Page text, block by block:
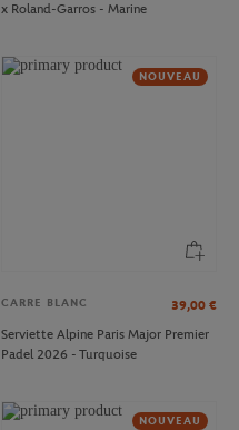
x Roland-Garros - Marine
NOUVEAU
CARRE BLANC 39,00 €
Serviette Alpine Paris Major Premier
Padel 2026 - Turquoise
NOUVEAU